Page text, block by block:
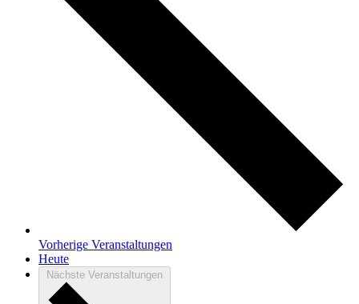
Vorherige Veranstaltungen
Heute
Nächste Veranstaltungen